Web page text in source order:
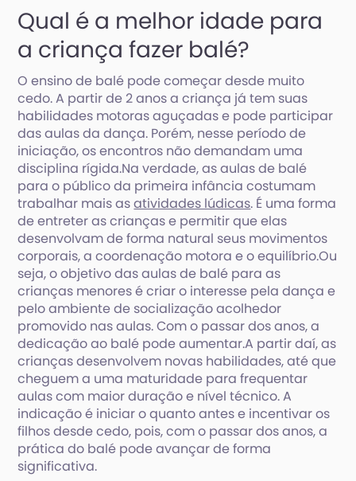
Qual é a melhor idade para
a criança fazer balé?
O ensino de balé pode começar desde muito
cedo. A partir de 2 anos a criança já tem suas
habilidades motoras aguçadas e pode participar
das aulas da dança. Porém, nesse período de
iniciação, os encontros não demandam uma
disciplina rígida.Na verdade, as aulas de balé
para o público da primeira infância costumam
trabalhar mais asatividades lúdicas. É uma forma
de entreter as crianças e permitir que elas
desenvolvam de forma natural seus movimentos
corporais, a coordenação motora e o equilíbrio.Ou
seja, o objetivo das aulas de balé para as
crianças menores é criar o interesse pela dança e
pelo ambiente de socialização acolhedor
promovido nas aulas. Com o passar dos anos, a
dedicação ao balé pode aumentar.A partir daí, as
crianças desenvolvem novas habilidades, até que
cheguem a uma maturidade para frequentar
aulas com maior duração e nível técnico. A
indicação é iniciar o quanto antes e incentivar os
filhos desde cedo, pois, com o passar dos anos, a
prática do balé pode avançar de forma
significativa.